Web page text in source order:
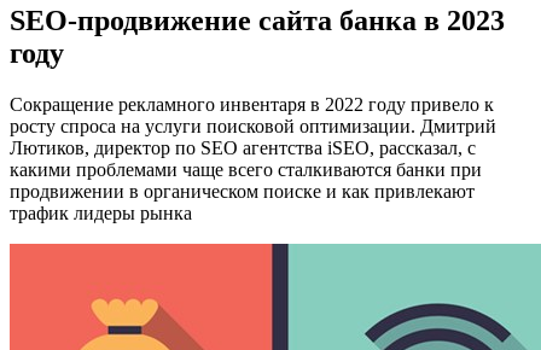
SEO-продвижение сайта банка в 2023
году
Сокращение рекламного инвентаря в 2022 году привело к
росту спроса на услуги поисковой оптимизации. Дмитрий
Лютиков, директор по SEO агентства iSEO, рассказал, с
какими проблемами чаще всего сталкиваются банки при
продвижении в органическом поиске и как привлекают
трафик лидеры рынка